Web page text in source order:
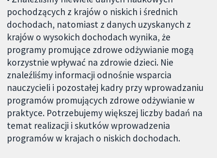
pochodzących z krajów o niskich i średnich
dochodach, natomiast z danych uzyskanych z
krajów o wysokich dochodach wynika, że
programy promujące zdrowe odżywianie mogą
korzystnie wpływać na zdrowie dzieci. Nie
znaleźliśmy informacji odnośnie wsparcia
nauczycieli i pozostałej kadry przy wprowadzaniu
programów promujących zdrowe odżywianie w
praktyce. Potrzebujemy większej liczby badań na
temat realizacji i skutków wprowadzenia
programów w krajach o niskich dochodach.